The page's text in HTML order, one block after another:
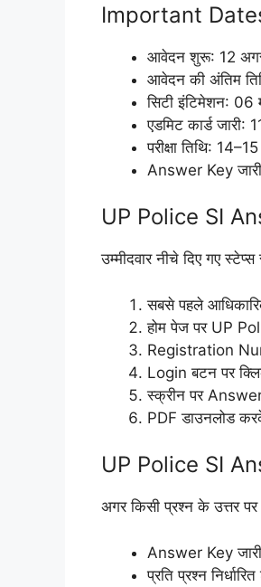
Important
आवेदन शुरू: 12
आवेदन की अंतिम
सिटी इंटिमेशन: 06
एडमिट कार्ड जारी:
परीक्षा तिथि:
Answer Key
UP Police SI
उम्मीदवार नीचे दिए गए
सबसे पहले
होम पेज पर UP
Registration
Login बटन पर
स्क्रीन पर
PDF डाउनलोड
UP Police SI
अगर किसी प्रश्न के उत्तर
Answer Key
प्रति प्रश्न